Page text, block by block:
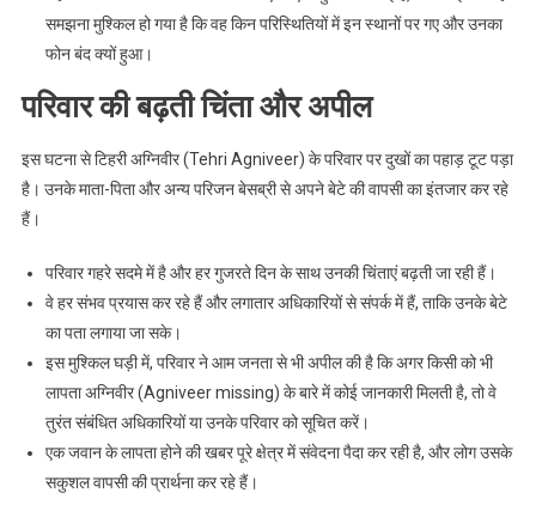
समझना मुश्किल हो गया है कि वह किन परिस्थितियों में इन स्थानों पर गए और उनका
फोन बंद क्यों हुआ।
परिवार की बढ़ती चिंता और अपील
इस घटना से टिहरी अग्निवीर (Tehri Agniveer) के परिवार पर दुखों का पहाड़ टूट पड़ा
है। उनके माता-पिता और अन्य परिजन बेसब्री से अपने बेटे की वापसी का इंतजार कर रहे
हैं।
परिवार गहरे सदमे में है और हर गुजरते दिन के साथ उनकी चिंताएं बढ़ती जा रही हैं।
वे हर संभव प्रयास कर रहे हैं और लगातार अधिकारियों से संपर्क में हैं, ताकि उनके बेटे
का पता लगाया जा सके।
इस मुश्किल घड़ी में, परिवार ने आम जनता से भी अपील की है कि अगर किसी को भी
लापता अग्निवीर (Agniveer missing) के बारे में कोई जानकारी मिलती है, तो वे
तुरंत संबंधित अधिकारियों या उनके परिवार को सूचित करें।
एक जवान के लापता होने की खबर पूरे क्षेत्र में संवेदना पैदा कर रही है, और लोग उसके
सकुशल वापसी की प्रार्थना कर रहे हैं।